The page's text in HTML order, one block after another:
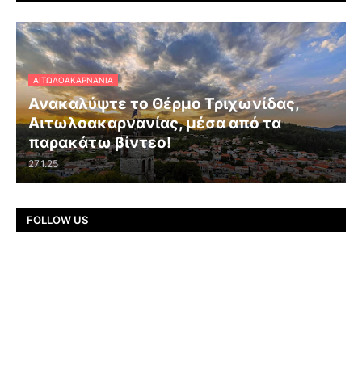
ΑΙΤΩΛΟΑΚΑΡΝΑΝΊΑ
Ανακαλύψτε το Θέρμο Τριχωνίδας,
Αιτωλοακαρνανίας, μέσα από τα
παρακάτω βίντεο!
27.1.25
FOLLOW US